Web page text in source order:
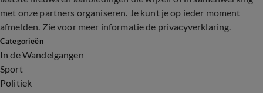
met onze partners organiseren. Je kunt je op ieder moment
afmelden. Zie voor meer informatie de privacyverklaring.
Categorieën
In de Wandelgangen
Sport
Politiek